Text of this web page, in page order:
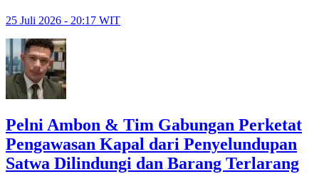
25 Juli 2026 - 20:17 WIT
Pelni Ambon & Tim Gabungan Perketat
Pengawasan Kapal dari Penyelundupan
Satwa Dilindungi dan Barang Terlarang